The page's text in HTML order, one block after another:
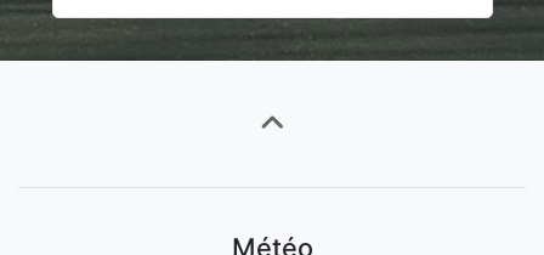
Météo